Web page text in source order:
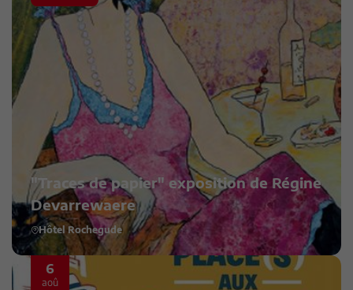
"Traces de papier" exposition de Régine
Devarrewaere
Hôtel Rochegude
6
aoû